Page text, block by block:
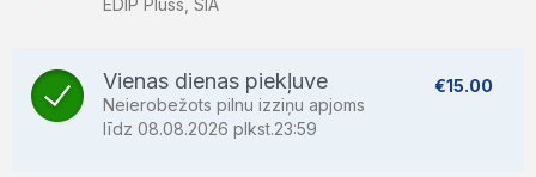
EDIP Pluss, SIA
€15.00
Vienas dienas piekļuve
Neierobežots pilnu izziņu apjoms
līdz 08.08.2026 plkst.23:59